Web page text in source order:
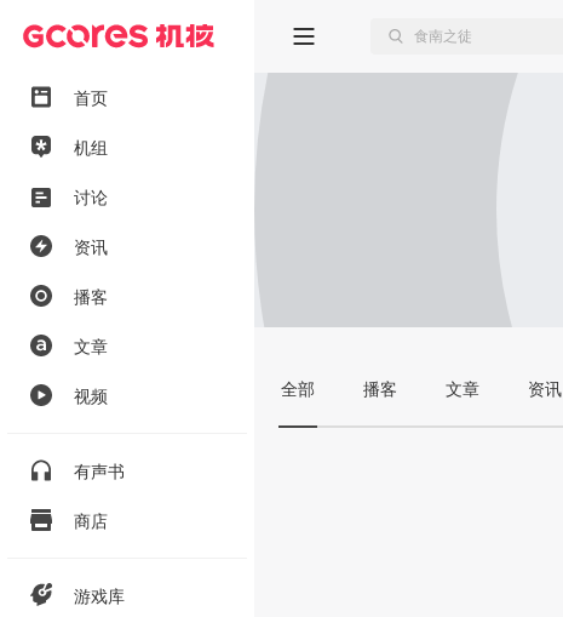
首页
机组
讨论
资讯
播客
文章
视频
有声书
商店
游戏库
全部 播客 文章 资讯